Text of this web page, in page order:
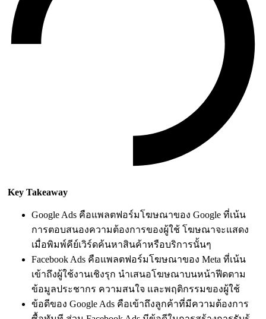
Key Takeaway
Google Ads คือแพลตฟอร์มโฆษณาของ Google ที่เน้น
การตอบสนองความต้องการของผู้ใช้ โฆษณาจะแสดง
เมื่อพิมพ์คีย์เวิร์ดค้นหาสินค้าหรือบริการนั้นๆ
Facebook Ads คือแพลตฟอร์มโฆษณาของ Meta ที่เน้น
เข้าถึงผู้ใช้งานเชิงรุก นำเสนอโฆษณาบนหน้าฟีดตาม
ข้อมูลประชากร ความสนใจ และพฤติกรรมของผู้ใช้
ข้อดีของ Google Ads คือเข้าถึงลูกค้าที่มีความต้องการ